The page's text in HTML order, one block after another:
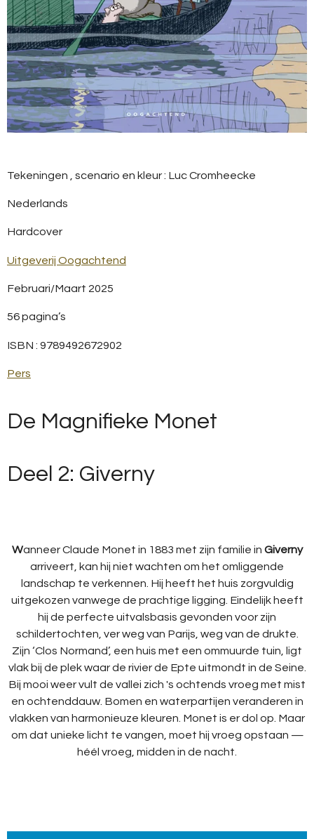
Tekeningen , scenario en kleur : Luc Cromheecke
Nederlands
Hardcover
Uitgeverij Oogachtend
Februari/Maart 2025
56 pagina’s
ISBN : 9789492672902
Pers
De Magnifieke Monet
Deel 2: Giverny
Wanneer Claude Monet in 1883 met zijn familie in Giverny
arriveert, kan hij niet wachten om het omliggende
landschap te verkennen. Hij heeft het huis zorgvuldig
uitgekozen vanwege de prachtige ligging. Eindelijk heeft
hij de perfecte uitvalsbasis gevonden voor zijn
schildertochten, ver weg van Parijs, weg van de drukte.
Zijn ‘Clos Normand’, een huis met een ommuurde tuin, ligt
vlak bij de plek waar de rivier de Epte uitmondt in de Seine.
Bij mooi weer vult de vallei zich 's ochtends vroeg met mist
en ochtenddauw. Bomen en waterpartijen veranderen in
vlakken van harmonieuze kleuren. Monet is er dol op. Maar
om dat unieke licht te vangen, moet hij vroeg opstaan —
héél vroeg, midden in de nacht.